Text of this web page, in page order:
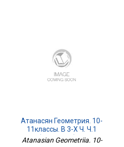
Атанасян Геометрия. 10-
11классы. В 3-Х Ч. Ч.1
Учебное Пособие Для
Atanasian Geometriia. 10-